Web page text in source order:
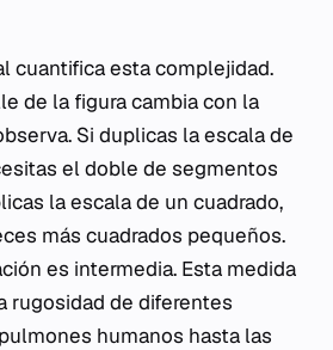
cuantifica esta complejidad.
de la figura cambia con la
Si duplicas la escala de
el doble de segmentos
la escala de un cuadrado,
más cuadrados pequeños.
es intermedia. Esta medida
rugosidad de diferentes
humanos hasta las